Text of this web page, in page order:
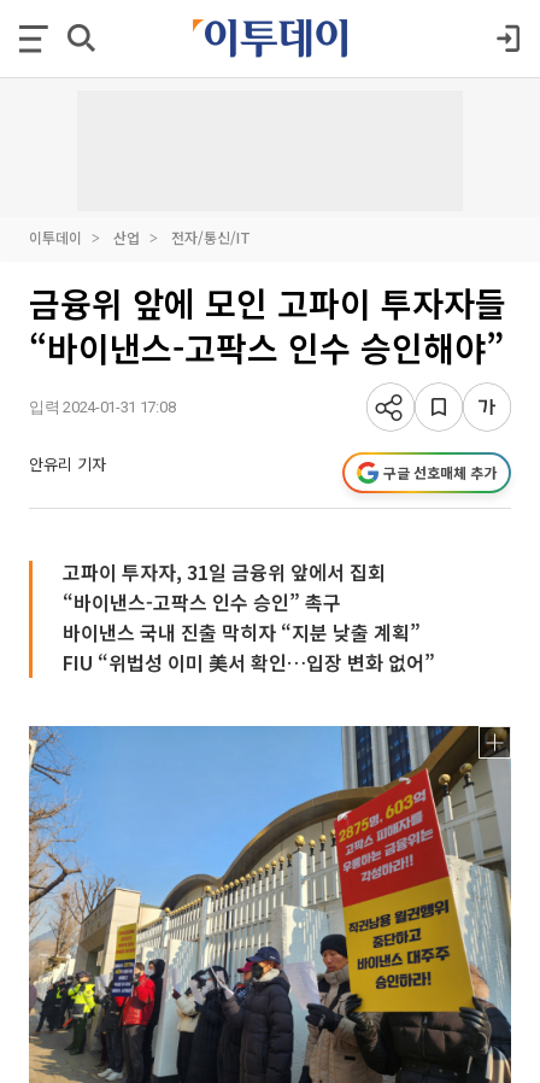
이투데이 산업 전자/통신/IT
금융위 앞에 모인 고파이 투자자들
“바이낸스-고팍스 인수 승인해야”
입력 2024-01-31 17:08
안유리 기자 구글 선호매체 추가
고파이 투자자, 31일 금융위 앞에서 집회
“바이낸스-고팍스 인수 승인” 촉구
바이낸스 국내 진출 막히자 “지분 낮출 계획”
FIU “위법성 이미 美서 확인…입장 변화 없어”